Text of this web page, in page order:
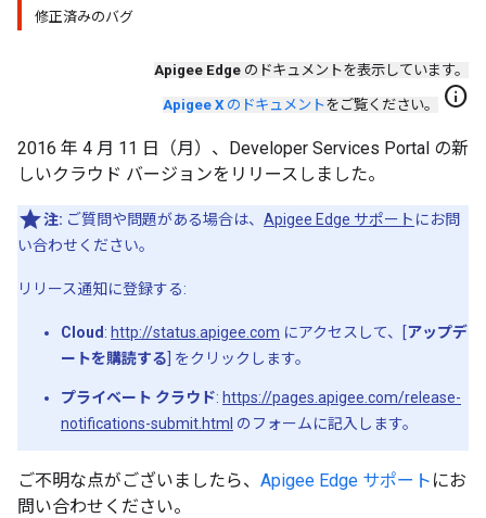
修正済みのバグ
Apigee Edge のドキュメントを表示しています。
Apigee X のドキュメントをご覧ください。 info
2016 年 4 月 11 日（月）、Developer Services Portal の新
しいクラウド バージョンをリリースしました。
注: ご質問や問題がある場合は、 Apigee Edge サポート にお問
い合わせください。
リリース通知に登録する:
Cloud : http://status.apigee.com にアクセスして、[アップデ
ートを購読する ] をクリックします。
プライベート クラウド: https://pages.apigee.com/release-
notifications-submit.html のフォームに記入します。
ご不明な点がございましたら、 Apigee Edge サポート にお
問い合わせください。